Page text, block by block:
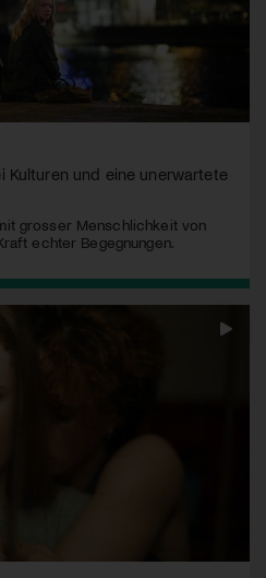
Kulturen und eine unerwartete
grosser Menschlichkeit von
echter Begegnungen.